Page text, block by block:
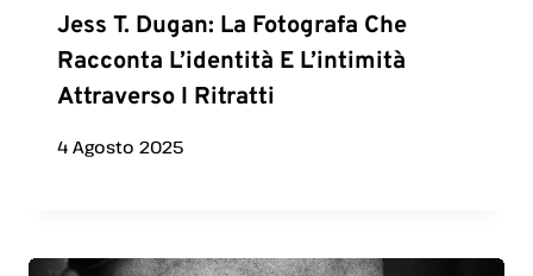
Jess T. Dugan: La Fotografa Che
Racconta L’identità E L’intimità
Attraverso I Ritratti
4 Agosto 2025